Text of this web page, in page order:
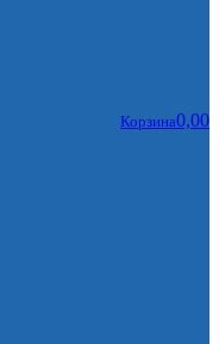
Корзина0,00